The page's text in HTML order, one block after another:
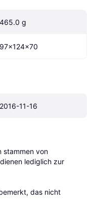
465.0 g
97x124x70
2016-11-16
stammen von
lediglich zur
das nicht